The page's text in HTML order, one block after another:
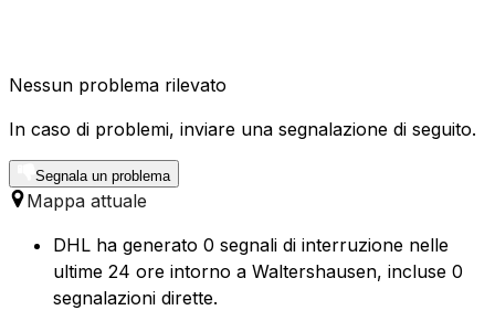
Nessun problema rilevato
In caso di problemi, inviare una segnalazione di seguito.
Segnala un problema
Mappa attuale
DHL ha generato 0 segnali di interruzione nelle
ultime 24 ore intorno a Waltershausen, incluse 0
segnalazioni dirette.